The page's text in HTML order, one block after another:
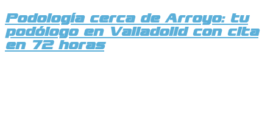
Podología cerca de Arroyo: tu
podólogo en Valladolid con cita
en 72 horas